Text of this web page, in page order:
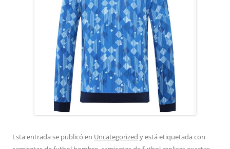
Esta entrada se publicó en Uncategorized y está etiquetada con